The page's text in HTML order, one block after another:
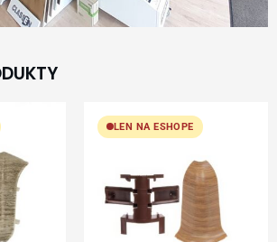
LEN NA ESHOPE